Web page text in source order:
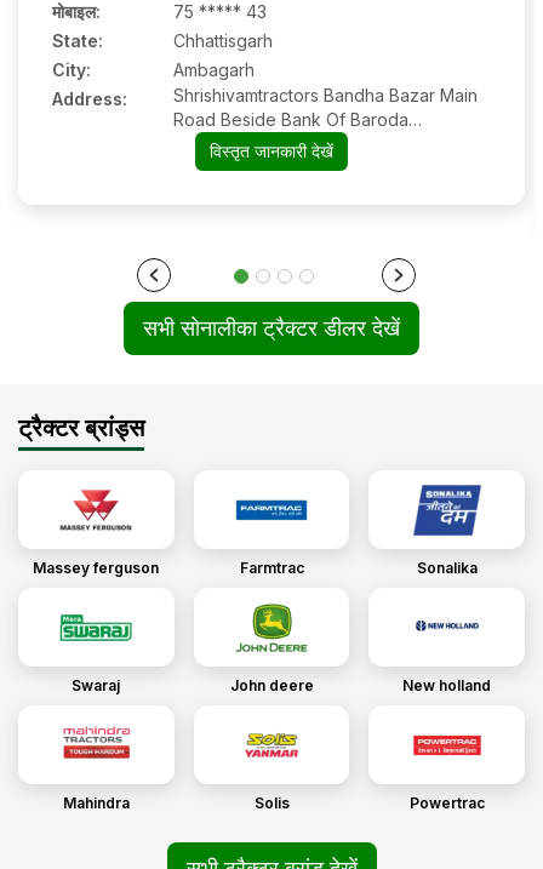
मोबाइल:
75 ***** 43
State:
Chhattisgarh
City:
Ambagarh
Address:
Shrishivamtractors Bandha Bazar Main
Road Beside Bank Of Baroda
Ambagarh Chowki
विस्तृत जानकारी देखें
सभी सोनालीका ट्रैक्टर डीलर देखें
ट्रैक्टर ब्रांड्स
Massey ferguson Farmtrac Sonalika
Swaraj John deere New holland
Mahindra Solis Powertrac